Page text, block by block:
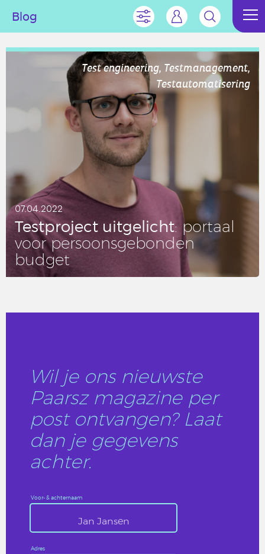
Blog
Test engineering, Testmanagement,
Testautomatisering
07.04.2022
Test­pro­ject uit­ge­licht: portaal
voor per­soons­ge­bon­den
budget
Wil je ons nieuwste
Paarsz magazine per
post ontvangen? Laat
dan je gegevens
achter.
Voor- & achternaam
Adres